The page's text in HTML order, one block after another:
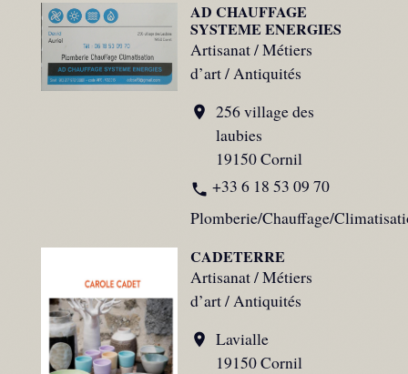
AD CHAUFFAGE
SYSTEME ENERGIES
Artisanat / Métiers
d’art / Antiquités
location_on 256 village des
laubies
19150 Cornil
phone +33 6 18 53 09 70
Plomberie/Chauffage/
CADETERRE
Artisanat / Métiers
d’art / Antiquités
location_on Lavialle
19150 Cornil